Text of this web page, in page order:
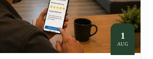
1
AUG